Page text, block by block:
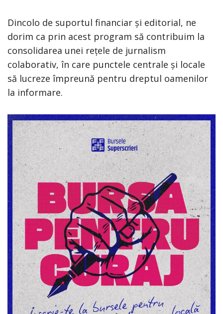
Dincolo de suportul financiar și editorial, ne
dorim ca prin acest program să contribuim la
consolidarea unei rețele de jurnalism
colaborativ, în care punctele centrale și locale
să lucreze împreună pentru dreptul oamenilor
la informare.